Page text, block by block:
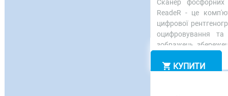
Сканер
ReadeR - це
цифрової
оцифровування
зображень,
КУПИТИ